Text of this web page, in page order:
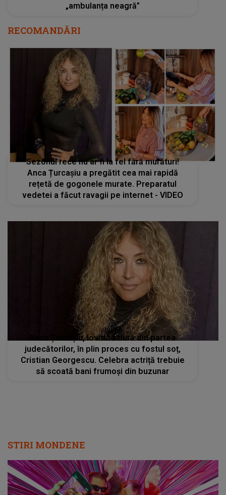
„ambulanța neagră”
RECOMANDĂRI
Sezonul rece nu ar fi la fel fără murături!
Anca Țurcașiu a pregătit cea mai rapidă
rețetă de gogonele murate. Preparatul
vedetei a făcut ravagii pe internet - VIDEO
Anca Țurcașiu, lovitură dură din partea
judecătorilor, în plin proces cu fostul soț,
Cristian Georgescu. Celebra actriță trebuie
să scoată bani frumoși din buzunar
STIRI MONDENE